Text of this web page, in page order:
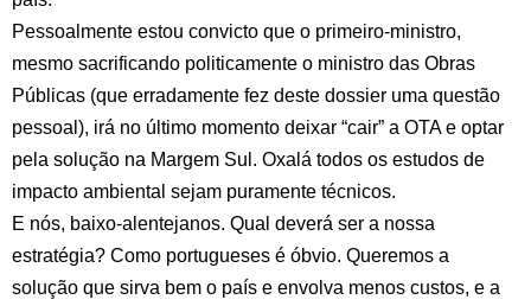
Pessoalmente estou convicto que o primeiro-ministro,
mesmo sacrificando politicamente o ministro das Obras
Públicas (que erradamente fez deste dossier uma questão
pessoal), irá no último momento deixar “cair” a OTA e optar
pela solução na Margem Sul. Oxalá todos os estudos de
impacto ambiental sejam puramente técnicos.
E nós, baixo-alentejanos. Qual deverá ser a nossa
estratégia? Como portugueses é óbvio. Queremos a
solução que sirva bem o país e envolva menos custos, e a